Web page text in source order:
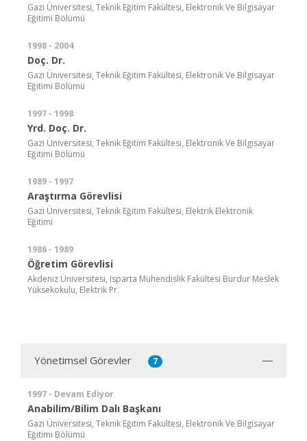
Gazi Üniversitesi, Teknik Eğitim Fakültesi, Elektronik Ve Bilgisayar
Eğitimi Bölümü
1998 - 2004
Doç. Dr.
Gazi Üniversitesi, Teknik Eğitim Fakültesi, Elektronik Ve Bilgisayar
Eğitimi Bölümü
1997 - 1998
Yrd. Doç. Dr.
Gazi Üniversitesi, Teknik Eğitim Fakültesi, Elektronik Ve Bilgisayar
Eğitimi Bölümü
1989 - 1997
Araştırma Görevlisi
Gazi Üniversitesi, Teknik Eğitim Fakültesi, Elektrik Elektronik
Eğitimi
1986 - 1989
Öğretim Görevlisi
Akdeniz Üniversitesi, Isparta Mühendislik Fakültesi Burdur Meslek
Yüksekokulu, Elektrik Pr.
Yönetimsel Görevler 7
1997 - Devam Ediyor
Anabilim/Bilim Dalı Başkanı
Gazi Üniversitesi, Teknik Eğitim Fakültesi, Elektronik Ve Bilgisayar
Eğitimi Bölümü